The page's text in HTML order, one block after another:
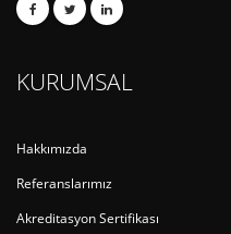
KURUMSAL
Hakkımızda
Referanslarımız
Akreditasyon Sertifikası